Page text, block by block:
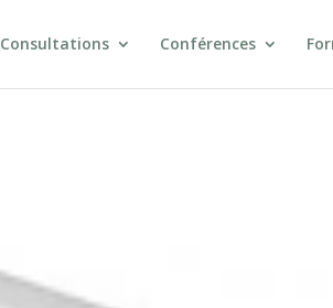
Consultations Conférences